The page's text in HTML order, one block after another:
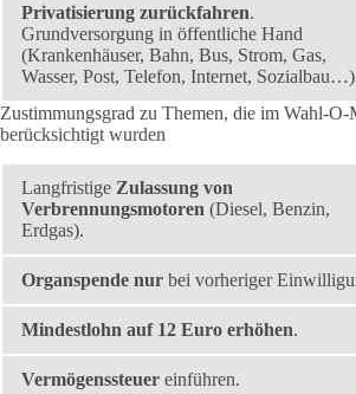
Privatisierung zurückfahren.
Grundversorgung in öffentliche Hand
(Krankenhäuser, Bahn, Bus, Strom, Gas,
Wasser, Post, Telefon, Internet,
Zustimmungsgrad zu Themen, die im Wahl-O-
berücksichtigt wurden
Langfristige Zulassung von
Verbrennungsmotoren (Diesel, Benzin,
Erdgas).
Organspende nur bei vorheriger
Mindestlohn auf 12 Euro erhöhen.
Vermögenssteuer einführen.